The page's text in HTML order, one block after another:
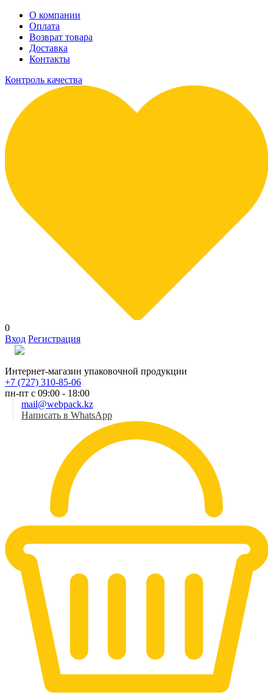
О компании
Оплата
Возврат товара
Доставка
Контакты
Контроль качества
0
Вход Регистрация
Интернет-магазин упаковочной продукции
+7 (727) 310-85-06
пн-пт с 09:00 - 18:00
mail@webpack.kz
Написать в WhatsApp